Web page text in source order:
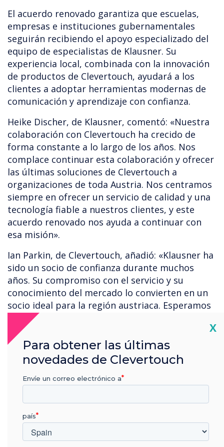
El acuerdo renovado garantiza que escuelas,
empresas e instituciones gubernamentales
seguirán recibiendo el apoyo especializado del
equipo de especialistas de Klausner. Su
experiencia local, combinada con la innovación
de productos de Clevertouch, ayudará a los
clientes a adoptar herramientas modernas de
comunicación y aprendizaje con confianza.
Heike Discher, de Klausner, comentó: «Nuestra
colaboración con Clevertouch ha crecido de
forma constante a lo largo de los años. Nos
complace continuar esta colaboración y ofrecer
las últimas soluciones de Clevertouch a
organizaciones de toda Austria. Nos centramos
siempre en ofrecer un servicio de calidad y una
tecnología fiable a nuestros clientes, y este
acuerdo renovado nos ayuda a continuar con
esa misión».
Ian Parkin, de Clevertouch, añadió: «Klausner ha
sido un socio de confianza durante muchos
años. Su compromiso con el servicio y su
conocimiento del mercado lo convierten en un
socio ideal para la región austriaca. Esperamos
colaborar aún más estrechamente a medida
que continuamos ampliando nuestra presencia
en los próximos años».
El acuerdo abarca la cartera completa de
Clevertouch, incluyendo la plataforma y los
productos de señalización digital CleverLive, la
gama de pantallas interactivas Impact, la nueva
Pro Series 3 y la pizarra Lynx. Ambas
organizaciones seguirán colaborando en el
lanzamiento de productos, iniciativas de
X
Para obtener las últimas
novedades de Clevertouch
Envíe un correo electrónico a
país